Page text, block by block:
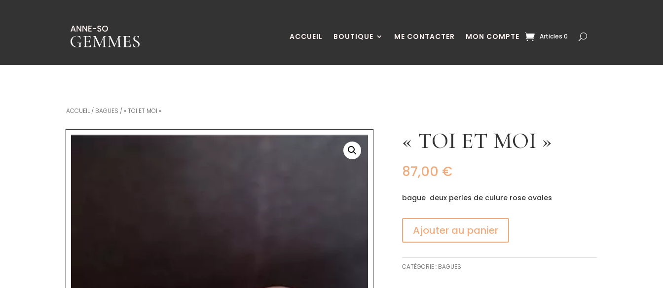
ACCUEIL BOUTIQUE ME CONTACTER MON COMPTE Articles 0
ACCUEIL / BAGUES / « TOI ET MOI »
« TOI ET MOI »
87,00 €
bague deux perles de culure rose ovales
Ajouter au panier
CATÉGORIE : BAGUES